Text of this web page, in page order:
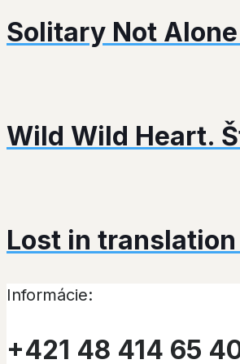
Solitary Not
Wild Wild Heart.
Lost in
Informácie:
+421 48 414 65